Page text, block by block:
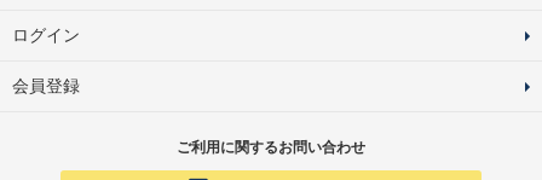
ログイン
会員登録
ご利用に関するお問い合わせ